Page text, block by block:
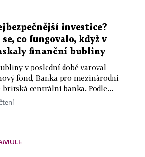
investice?
co fungovalo, když v
finanční bubliny
v poslední době varoval
fond, Banka pro mezinárodní
britská centrální banka. Podle...